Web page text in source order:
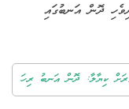
ދޮން އަނބުގައި
ކިޔާލާ: ދޮން އަނބު ރިހަ